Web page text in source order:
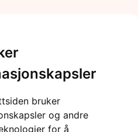
bruker
og andre
for å